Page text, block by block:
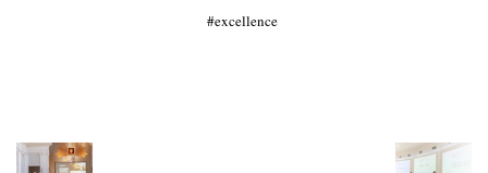
excellence